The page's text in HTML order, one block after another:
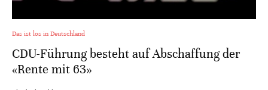
Das ist los in Deutschland
CDU-Führung besteht auf Abschaffung der
«Rente mit 63»